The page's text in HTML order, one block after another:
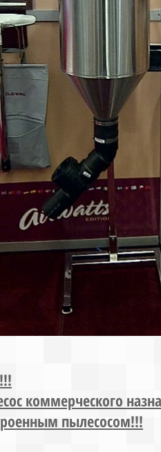
коммерческого
пылесосом!!!